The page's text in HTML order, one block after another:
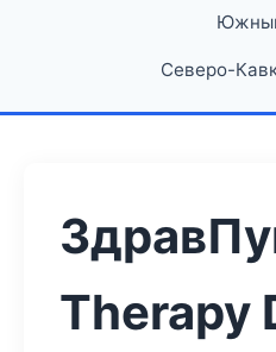
Северо-
Therapy